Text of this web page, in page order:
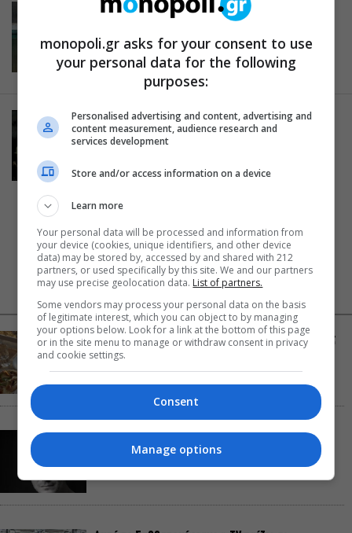
ΣΥΓΧΡΟΝΟ
Μπλάνκο Νάμα στο Επί Κολωνώ
28.09.2012
ΕΙΔΑΜΕ / ΠΑΡΑΣΤΑΣΕΙΣ
“Η Αυλή των θαυμάτων” στο
σου!
NEWS FEED ΔΗΜΟΦΙΛΗ
Αύγουστος στην Αθήνα: 5 μαγαζιά που κάνουν τις
διακοπές να μοιάζουν λίγο πιο κοντά
Παναγώτης Χ. Βούρος: Η “Παραξενιά” είναι η
δύναμή μας να μπορούμε να διαφέρουμε
monopoli.gr asks for your consent to use
your personal data for the following
purposes:
Personalised advertising and content, advertising and
content measurement, audience research and
services development
Store and/or access information on a device
Learn more
Your personal data will be processed and information from
your device (cookies, unique identifiers, and other device
data) may be stored by, accessed by and shared with 212
partners, or used specifically by this site. We and our partners
may use precise geolocation data. List of partners.
Some vendors may process your personal data on the basis
of legitimate interest, which you can object to by managing
your options below. Look for a link at the bottom of this page
or in the site menu to manage or withdraw consent in privacy
and cookie settings.
Consent
Manage options